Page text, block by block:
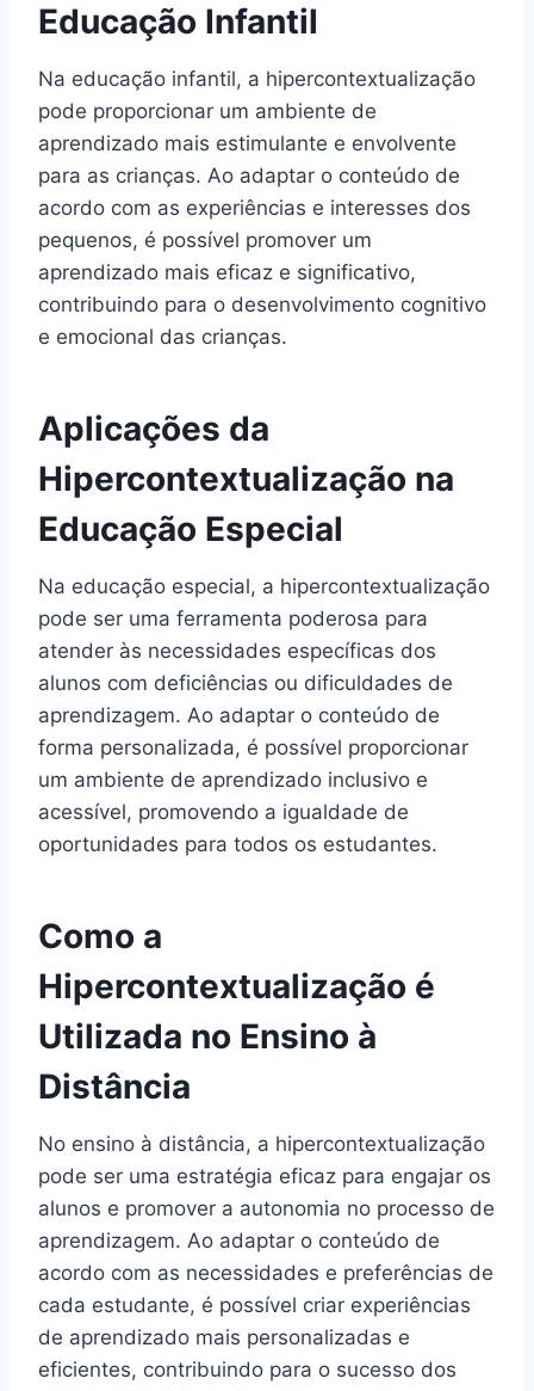
Educação Infantil
Na educação infantil, a hipercontextualização
pode proporcionar um ambiente de
aprendizado mais estimulante e envolvente
para as crianças. Ao adaptar o conteúdo de
acordo com as experiências e interesses dos
pequenos, é possível promover um
aprendizado mais eficaz e significativo,
contribuindo para o desenvolvimento cognitivo
e emocional das crianças.
Aplicações da
Hipercontextualização na
Educação Especial
Na educação especial, a hipercontextualização
pode ser uma ferramenta poderosa para
atender às necessidades específicas dos
alunos com deficiências ou dificuldades de
aprendizagem. Ao adaptar o conteúdo de
forma personalizada, é possível proporcionar
um ambiente de aprendizado inclusivo e
acessível, promovendo a igualdade de
oportunidades para todos os estudantes.
Como a
Hipercontextualização é
Utilizada no Ensino à
Distância
No ensino à distância, a hipercontextualização
pode ser uma estratégia eficaz para engajar os
alunos e promover a autonomia no processo de
aprendizagem. Ao adaptar o conteúdo de
acordo com as necessidades e preferências de
cada estudante, é possível criar experiências
de aprendizado mais personalizadas e
eficientes, contribuindo para o sucesso dos